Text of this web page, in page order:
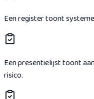
Een register toont
Een presentielijst toont
risico.